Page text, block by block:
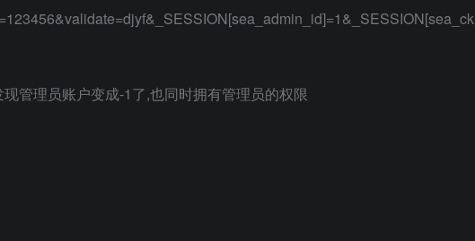
管理员账户变成-1了,也同时拥有管理员的权限